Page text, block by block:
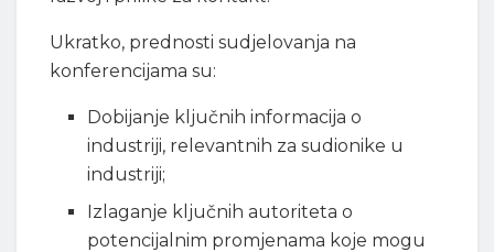
Ukratko, prednosti sudjelovanja na
konferencijama su:
Dobijanje ključnih informacija o
industriji, relevantnih za sudionike u
industriji;
Izlaganje ključnih autoriteta o
potencijalnim promjenama koje mogu